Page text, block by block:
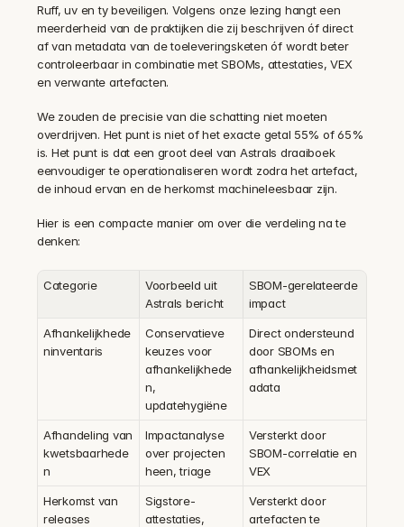
Ruff, uv en ty beveiligen. Volgens onze lezing hangt een
meerderheid van de praktijken die zij beschrijven óf direct
af van metadata van de toeleveringsketen óf wordt beter
controleerbaar in combinatie met SBOMs, attestaties, VEX
en verwante artefacten.
We zouden de precisie van die schatting niet moeten
overdrijven. Het punt is niet of het exacte getal 55% of 65%
is. Het punt is dat een groot deel van Astrals draaiboek
eenvoudiger te operationaliseren wordt zodra het artefact,
de inhoud ervan en de herkomst machineleesbaar zijn.
Hier is een compacte manier om over die verdeling na te
denken:
Categorie
Voorbeeld uit
Astrals bericht
SBOM-gerelateerde
impact
Afhankelijkhede
ninventaris
Conservatieve
keuzes voor
afhankelijkhede
n,
updatehygiëne
Direct ondersteund
door SBOMs en
afhankelijkheidsmet
adata
Afhandeling van
kwetsbaarhede
n
Impactanalyse
over projecten
heen, triage
Versterkt door
SBOM-correlatie en
VEX
Herkomst van
releases
Sigstore-
attestaties,
Versterkt door
artefacten te